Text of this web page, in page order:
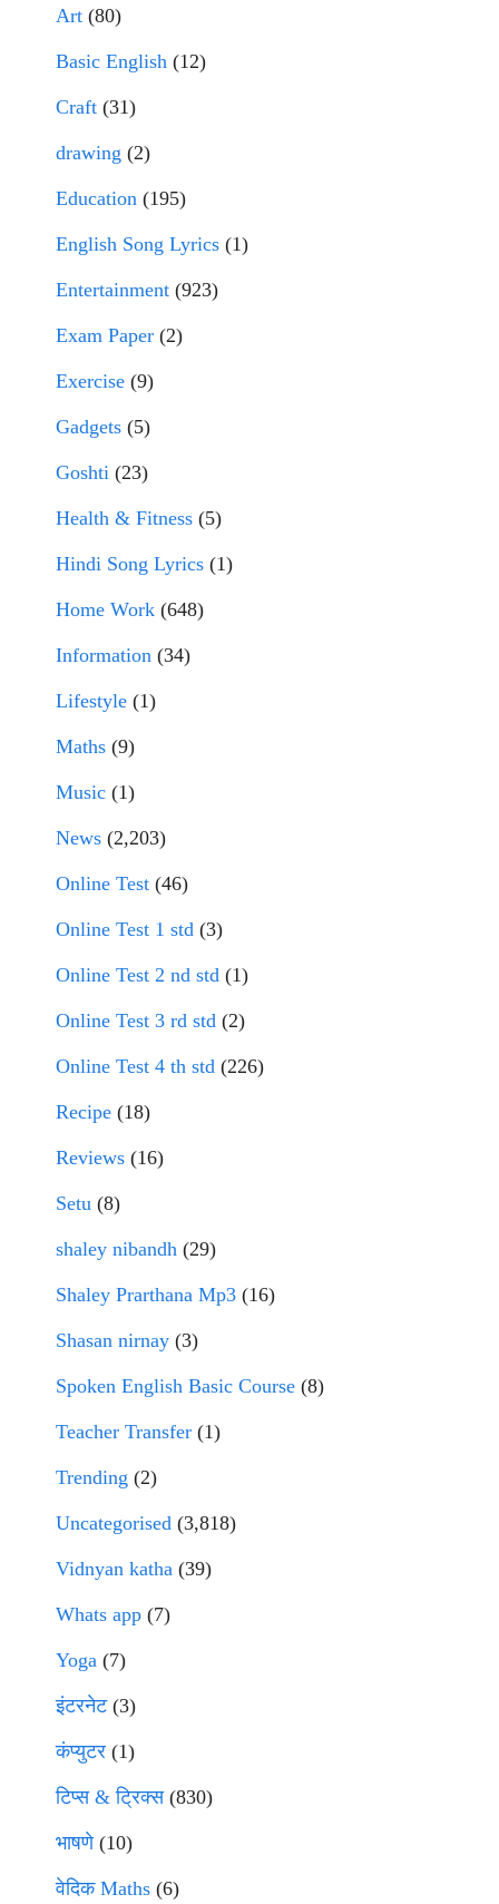
Art (80)
Basic English (12)
Craft (31)
drawing (2)
Education (195)
English Song Lyrics (1)
Entertainment (923)
Exam Paper (2)
Exercise (9)
Gadgets (5)
Goshti (23)
Health & Fitness (5)
Hindi Song Lyrics (1)
Home Work (648)
Information (34)
Lifestyle (1)
Maths (9)
Music (1)
News (2,203)
Online Test (46)
Online Test 1 std (3)
Online Test 2 nd std (1)
Online Test 3 rd std (2)
Online Test 4 th std (226)
Recipe (18)
Reviews (16)
Setu (8)
shaley nibandh (29)
Shaley Prarthana Mp3 (16)
Shasan nirnay (3)
Spoken English Basic Course (8)
Teacher Transfer (1)
Trending (2)
Uncategorised (3,818)
Vidnyan katha (39)
Whats app (7)
Yoga (7)
इंटरनेट(3)
कंप्युटर (1)
टिप्स & ट्रिक्स(830)
भाषणे(10)
वेदिक Maths (6)